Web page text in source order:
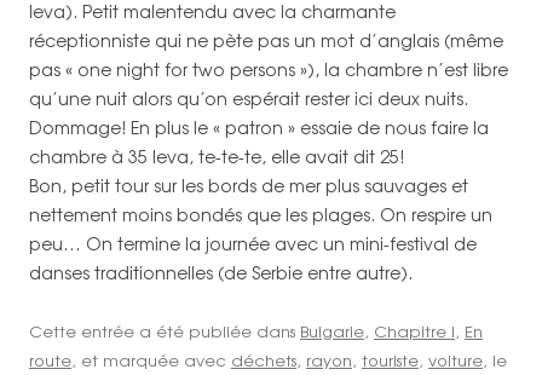
leva). Petit malentendu avec la charmante
réceptionniste qui ne pète pas un mot d’anglais (même
pas « one night for two persons »), la chambre n’est libre
qu’une nuit alors qu’on espérait rester ici deux nuits.
Dommage! En plus le « patron » essaie de nous faire la
chambre à 35 leva, te-te-te, elle avait dit 25!
Bon, petit tour sur les bords de mer plus sauvages et
nettement moins bondés que les plages. On respire un
peu… On termine la journée avec un mini-festival de
danses traditionnelles (de Serbie entre autre).
Cette entrée a été publiée dans Bulgarie, Chapitre I, En
route, et marquée avec déchets, rayon, touriste, voiture, le